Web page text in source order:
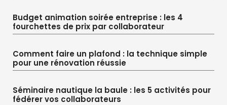
Budget animation soirée entreprise : les 4
fourchettes de prix par collaborateur
Comment faire un plafond : la technique simple
pour une rénovation réussie
Séminaire nautique la baule : les 5 activités pour
fédérer vos collaborateurs